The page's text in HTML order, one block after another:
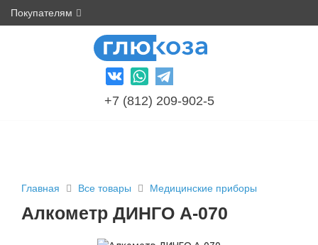
Покупателям
+7 (812) 209-902-5
Главная Все товары Медицинские приборы
Алкометр ДИНГО А-070